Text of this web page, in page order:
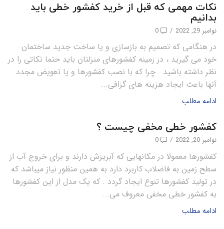
نکات مهمی که قبل از خرید کفشور خطی باید
بدانیم
نوامبر 29, 2022 /
0
در هنگامی که تصمیم به بازسازی و یا ساخت جدید ساختمان
خود می گیرید ، در زمینه کفشورهای منزلتان باید حتما نکاتی را در
نظر داشته باشید . چرا که با نصب کفشورها و یا تعویض مجدد
آنها باعث ایجاد هزینه های گزافی...
ادامه مطلب
کفشور خطی مخفی چیست ؟
نوامبر 20, 2022 /
0
کفشورها معمولا در مکانهایی که آبریزش دارند و برای خروج آب از
سطح زمین به فاضلاب کاربرد دارد به همین منظور نیاز میباشد که
در تولید کفشورها تنوع ایجاد گردد . که یک مدل از این کفشورها
به کفشور خطی مخفی معروف می...
ادامه مطلب